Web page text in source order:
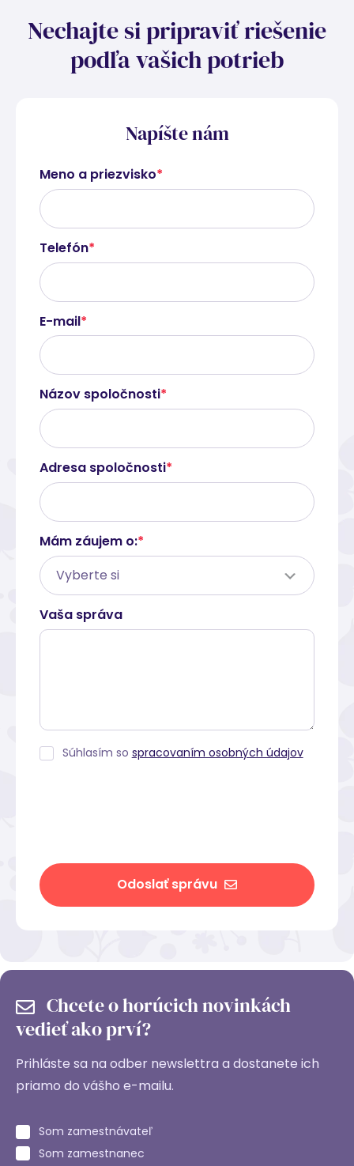
Nechajte si pripraviť riešenie
podľa vašich potrieb
Napíšte nám
Meno a priezvisko*
Telefón*
E-mail*
Názov spoločnosti*
Adresa spoločnosti*
Mám záujem o:*
Vaša správa
Súhlasím so spracovaním osobných údajov
Odoslať správu
Chcete o horúcich novinkách
vedieť ako prví?
Prihláste sa na odber newslettra a dostanete ich
priamo do vášho e-mailu.
Som zamestnávateľ
Som zamestnanec